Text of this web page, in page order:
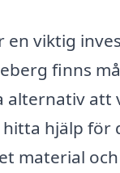
en viktig
finns
alternativ att
hjälp för
material